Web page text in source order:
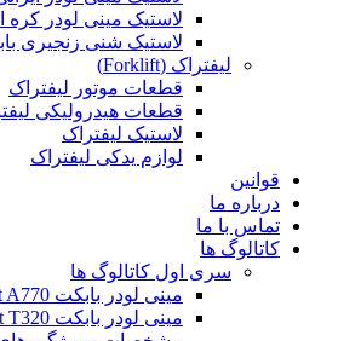
لاستیک مینی لودر کره
لاستیک شنی زنجیری
لیفتراک (Forklift)
قطعات موتور لیفتراک
قطعات هیدرولیکی
لاستیک لیفتراک
لوازم یدکی لیفتراک
قوانین
درباره ما
تماس با ما
کاتالوگ ها
سری اول کاتالوگ ها
مینی لودر بابکت Bobcat A770